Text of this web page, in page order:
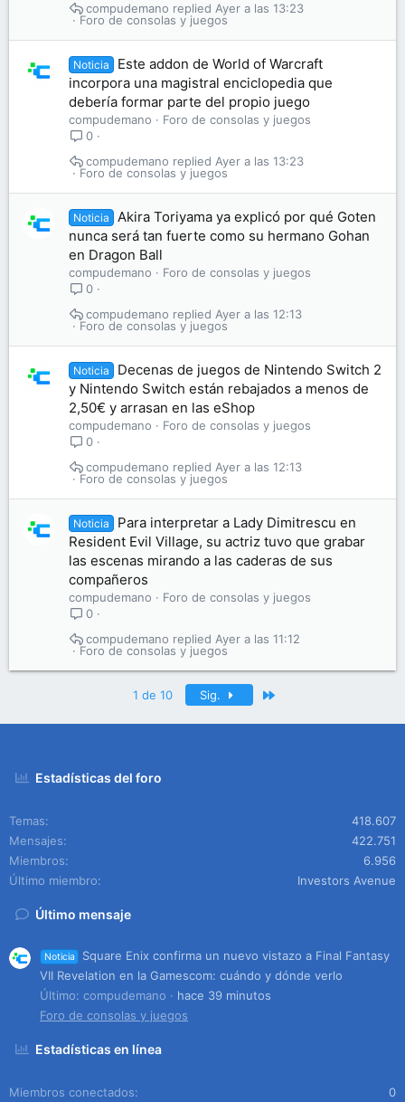
Foro de consolas y juegos
Ayer a las 13:23
compudemano
Noticia
Este addon de World of Warcraft
incorpora una magistral enciclopedia que
debería formar parte del propio juego
compudemano
Foro de consolas y juegos
0
Foro de consolas y juegos
Ayer a las 13:23
compudemano
Noticia
Akira Toriyama ya explicó por qué Goten
nunca será tan fuerte como su hermano Gohan
en Dragon Ball
compudemano
Foro de consolas y juegos
0
Foro de consolas y juegos
Ayer a las 12:13
compudemano
Noticia
Decenas de juegos de Nintendo Switch 2
y Nintendo Switch están rebajados a menos de
2,50€ y arrasan en las eShop
compudemano
Foro de consolas y juegos
0
Foro de consolas y juegos
Ayer a las 12:13
compudemano
Noticia
Para interpretar a Lady Dimitrescu en
Resident Evil Village, su actriz tuvo que grabar
las escenas mirando a las caderas de sus
compañeros
compudemano
Foro de consolas y juegos
0
Foro de consolas y juegos
Ayer a las 11:12
compudemano
1 de 10 Sig.
Estadísticas del foro
Temas
418.607
Mensajes
422.751
Miembros
6.956
Último miembro
Investors Avenue
Último mensaje
Noticia
Square Enix confirma un nuevo vistazo a Final Fantasy
VII Revelation en la Gamescom: cuándo y dónde verlo
Último: compudemano
hace 39 minutos
Foro de consolas y juegos
Estadísticas en línea
Miembros conectados 0